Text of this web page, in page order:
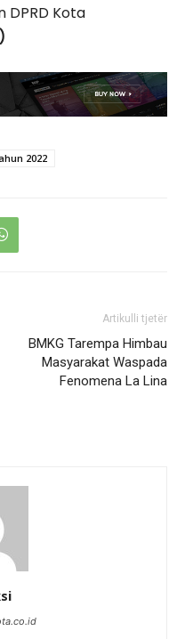
DPRD Kota
2022
Artikulli tjetër
BMKG Tarempa Himbau
Masyarakat Waspada
Fenomena La Lina